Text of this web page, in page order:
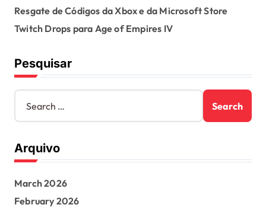
Resgate de Códigos da Xbox e da Microsoft Store
Twitch Drops para Age of Empires IV
Pesquisar
S
a
c
h
o
r
Arquivo
March 2026
February 2026